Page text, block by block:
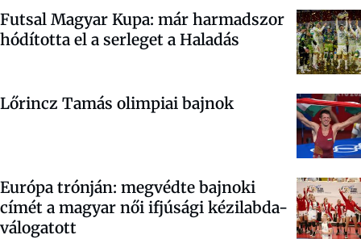
Futsal Magyar Kupa: már harmadszor
hódította el a serleget a Haladás
Lőrincz Tamás olimpiai bajnok
Európa trónján: megvédte bajnoki
címét a magyar női ifjúsági kézilabda-
válogatott